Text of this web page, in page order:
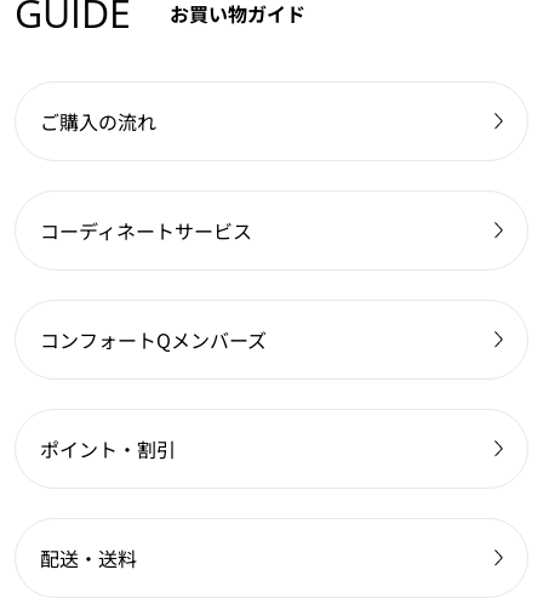
GUIDE お買い物ガイド
ご購入の流れ
コーディネートサービス
コンフォートQメンバーズ
ポイント・割引
配送・送料